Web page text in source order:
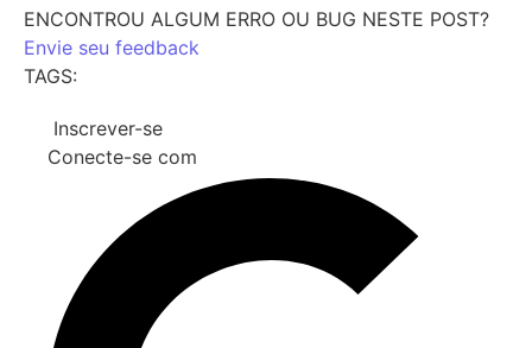
ENCONTROU ALGUM ERRO OU BUG NESTE POST?
Envie seu feedback
TAGS:
Inscrever-se
Conecte-se com